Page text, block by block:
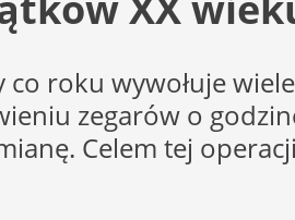
roku wywołuje
zegarów o
Celem tej